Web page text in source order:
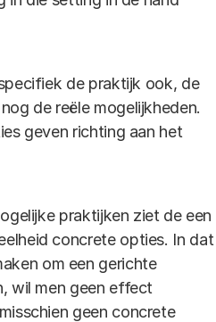
de praktijk ook, de
de reële mogelijkheden.
geven richting aan het
praktijken ziet de een
concrete opties. In dat
om een gerichte
wil men geen effect
geen concrete